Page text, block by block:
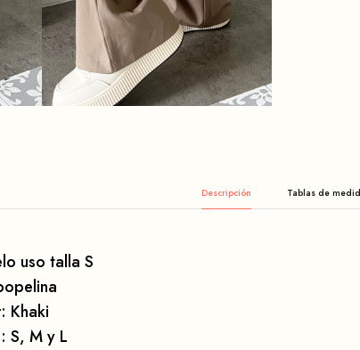
Descripción
uso talla S
Khaki
S, M y L